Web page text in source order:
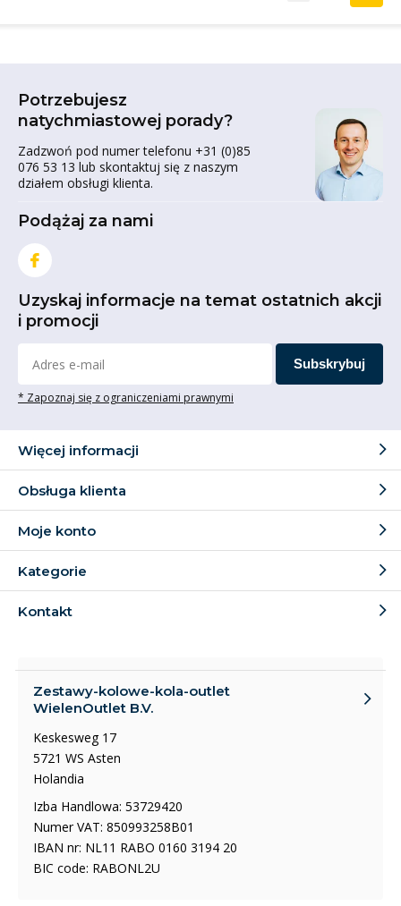
Potrzebujesz
natychmiastowej porady?
Zadzwoń pod numer telefonu +31 (0)85
076 53 13 lub skontaktuj się z naszym
działem obsługi klienta.
Podążaj za nami
Uzyskaj informacje na temat ostatnich akcji
i promocji
Subskrybuj
* Zapoznaj się z ograniczeniami prawnymi
Więcej informacji
Obsługa klienta
Moje konto
Kategorie
Kontakt
Zestawy-kolowe-kola-outlet
WielenOutlet B.V.
Keskesweg 17
5721 WS Asten
Holandia
Izba Handlowa: 53729420
Numer VAT: 850993258B01
IBAN nr: NL11 RABO 0160 3194 20
BIC code: RABONL2U